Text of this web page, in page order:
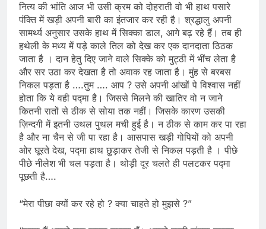
नित्य की भांति आज भी उसी क्रम को दोहराती वो भी हाथ पसारे
पंक्ति में खड़ी अपनी बारी का इंतजार कर रही है। श्रद्धालु अपनी
सामर्थ्य अनुसार उसके हाथ में सिक्का डाल, आगे बढ़ रहे हैं। तब ही
हथेली के मध्य में पड़े काले तिल को देख कर एक दानदाता ठिठक
जाता है । दान हेतु दिए जाने वाले सिक्के को मुट्ठी में भींच लेता है
और सर उठा कर देखता है तो अवाक रह जाता है। मुंह से बरबस
निकल पड़ता है ….तुम …. आप ? उसे अपनी आंखों पे विश्वास नहीं
होता कि ये वही पद्मा है। जिससे मिलने की खातिर वो न जाने
कितनी रातों से ठीक से सोया तक नहीं। जिसके कारण उसकी
ज़िन्दगी में इतनी उथल पुथल मची हुई है। न ठीक से काम कर पा रहा
है और ना चैन से जी पा रहा है। आसपास खड़ी गोपियों को अपनी
ओर घूरते देख, पद्मा हाथ छुड़ाकर तेजी से निकल पड़ती है । पीछे
पीछे नीलेश भी चल पड़ता है। थोड़ी दूर चलते ही पलटकर पद्मा
पूछती है….
“मेरा पीछा क्यों कर रहे हो ? क्या चाहते हो मुझसे ?”